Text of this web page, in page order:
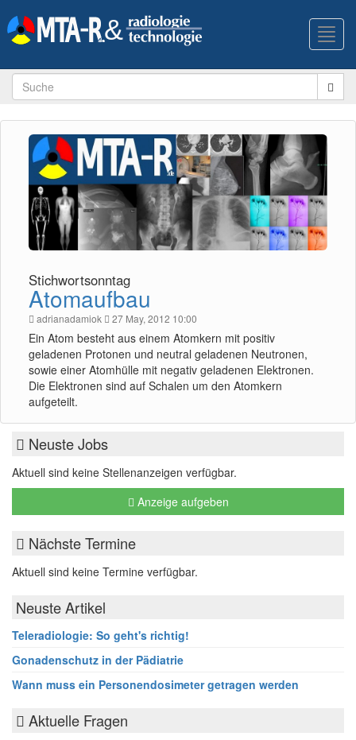
Stichwortsonntag
Atomaufbau
adrianadamiok 27 May, 2012 10:00
Ein Atom besteht aus einem Atomkern mit positiv
geladenen Protonen und neutral geladenen Neutronen,
sowie einer Atomhülle mit negativ geladenen Elektronen.
Die Elektronen sind auf Schalen um den Atomkern
aufgeteilt.
Neuste Jobs
Aktuell sind keine Stellenanzeigen verfügbar.
Anzeige aufgeben
Nächste Termine
Aktuell sind keine Termine verfügbar.
Neuste Artikel
Teleradiologie: So geht's richtig!
Gonadenschutz in der Pädiatrie
Wann muss ein Personendosimeter getragen werden
Aktuelle Fragen